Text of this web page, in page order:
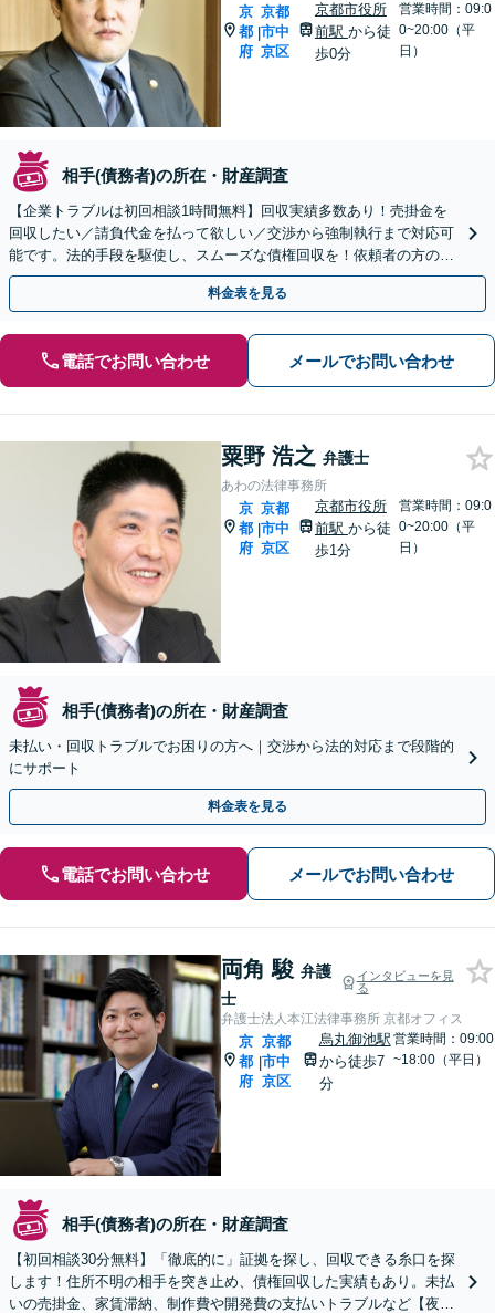
京
都
府
|
京都
市中
京区
京都市役所
前駅 から徒
歩0分
営業時間：09:0
0~20:00（平
日）
相手(債務者)の所在・財産調査
【企業トラブルは初回相談1時間無料】回収実績多数あり！売掛金を
回収したい／請負代金を払って欲しい／交渉から強制執行まで対応可
能です。法的手段を駆使し、スムーズな債権回収を！依頼者の方の利
益最大化のために全力で取り組みます。
料金表を見る
電話でお問い合わせ メールでお問い合わせ
粟野 浩之 弁護士
あわの法律事務所
京
都
府
|
京都
市中
京区
京都市役所
前駅 から徒
歩1分
営業時間：09:0
0~20:00（平
日）
相手(債務者)の所在・財産調査
未払い・回収トラブルでお困りの方へ｜交渉から法的対応まで段階的
にサポート
料金表を見る
電話でお問い合わせ メールでお問い合わせ
両角 駿 弁護
士
インタビューを見
る
弁護士法人本江法律事務所 京都オフィス
京
都
府
|
京都
市中
京区
烏丸御池駅
から徒歩7
分
営業時間：09:00
~18:00（平日）
相手(債務者)の所在・財産調査
【初回相談30分無料】「徹底的に」証拠を探し、回収できる糸口を探
します！住所不明の相手を突き止め、債権回収した実績もあり。未払
いの売掛金、家賃滞納、制作費や開発費の支払いトラブルなど【夜間